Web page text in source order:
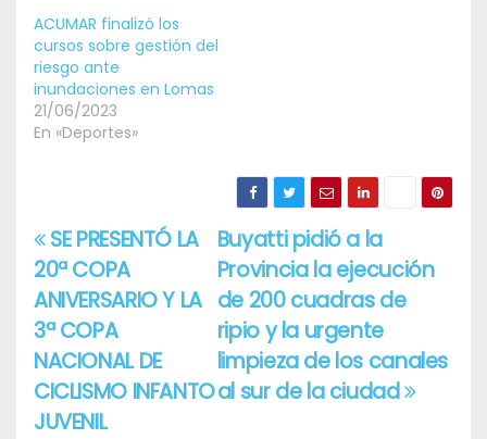
ACUMAR finalizó los
cursos sobre gestión del
riesgo ante
inundaciones en Lomas
21/06/2023
En «Deportes»
Navegación
de
entradas
Buyatti pidió a la
Provincia la ejecución
de 200 cuadras de
ripio y la urgente
limpieza de los canales
al sur de la ciudad
SE PRESENTÓ LA
20ª COPA
ANIVERSARIO Y LA
3ª COPA
NACIONAL DE
CICLISMO INFANTO
JUVENIL